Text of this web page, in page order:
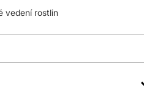
vedení rostlin